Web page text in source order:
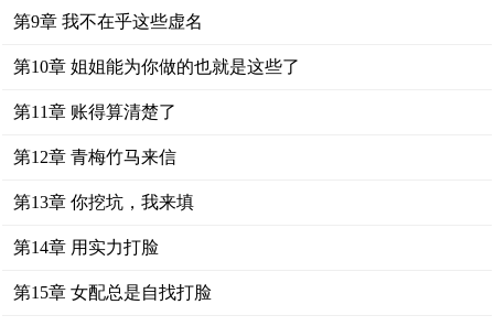
第9章 我不在乎这些虚名
第10章 姐姐能为你做的也就是这些了
第11章 账得算清楚了
第12章 青梅竹马来信
第13章 你挖坑，我来填
第14章 用实力打脸
第15章 女配总是自找打脸